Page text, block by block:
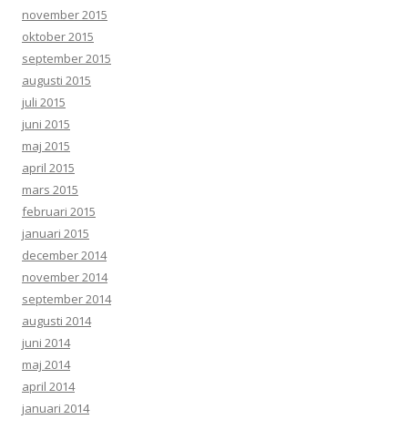
november 2015
oktober 2015
september 2015
augusti 2015
juli 2015
juni 2015
maj 2015
april 2015
mars 2015
februari 2015
januari 2015
december 2014
november 2014
september 2014
augusti 2014
juni 2014
maj 2014
april 2014
januari 2014